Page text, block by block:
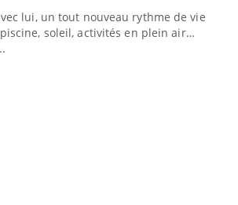
lui, un tout nouveau rythme de vie !
piscine, soleil, activités en plein air…